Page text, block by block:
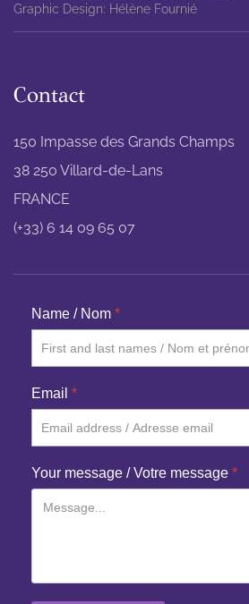
Graphic Design: Hélène Fournié
Contact
150 Impasse des Grands Champs
38 250 Villard-de-Lans
FRANCE
(+33) 6 14 09 65 07
Name / Nom *
Email *
Your message / Votre message *